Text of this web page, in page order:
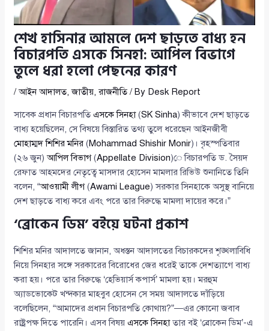
শেখ হাসিনার আমলে দেশ ছাড়তে বাধ্য হন
বিচারপতি এসকে সিনহা: আপিল বিভাগে
তুলে ধরা হলো পেছনের কারণ
/আইন আদালত,জাতীয়,রাজনীতি/ By Desk Report
সাবেক প্রধান বিচারপতিএসকে সিনহা(SK Sinha) কীভাবে দেশ ছাড়তে
বাধ্য হয়েছিলেন, সে বিষয়ে বিস্তারিত তথ্য তুলে ধরেছেন আইনজীবী
মোহাম্মদ শিশির মনির (Mohammad Shishir Monir)। বৃহস্পতিবার
(২৬ জুন)আপিল বিভাগ(Appellate Division)ে বিচারপতি ড. সৈয়দ
রেফাত আহমদের নেতৃত্বে মাসদার হোসেন মামলার রিভিউ শুনানিতে তিনি
বলেন, “আওয়ামী লীগ(Awami League) সরকার সিনহাকে অসুস্থ বানিয়ে
দেশ ছাড়তে বাধ্য করে এবং পরে তার বিরুদ্ধে মামলা দায়ের করে।”
‘ব্রোকেন ডিম’ বইয়ে ঘটনা প্রকাশ
শিশির মনির আদালতে জানান, অধস্তন আদালতের বিচারকদের শৃঙ্খলাবিধি
নিয়ে সিনহার সঙ্গে সরকারের বিরোধের জের ধরেই তাকে দেশত্যাগে বাধ্য
করা হয়। পরে তার বিরুদ্ধে ‘হেভিয়ার্স কপার্স’ মামলা হয়। মরহুম
অ্যাডভোকেট খন্দকার মাহবুব হোসেন সে সময় আদালতে দাঁড়িয়ে
বলেছিলেন, “আমাদের প্রধান বিচারপতি কোথায়?”—এর কোনো জবাব
রাষ্ট্রপক্ষ দিতে পারেনি। এসব বিষয়এসকে সিনহাতার বই ‘ব্রোকেন ডিম’-এ